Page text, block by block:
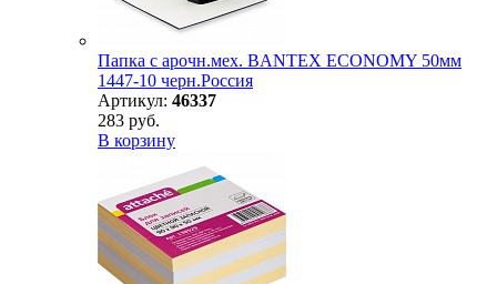
Папка с арочн.мех. BANTEX ECONOMY 50мм
1447-10 черн.Россия
Артикул: 46337
283 руб.
В корзину